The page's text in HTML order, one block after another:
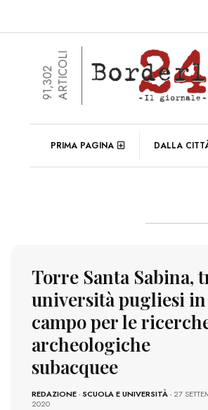
91,302ARTICOLI
PRIMA PAGINA DALLA
Torre Santa Sabina,
università pugliesi in
campo per le
archeologiche
subacquee
REDAZIONE-SCUOLA E UNIVERSITÀ- 27
2020